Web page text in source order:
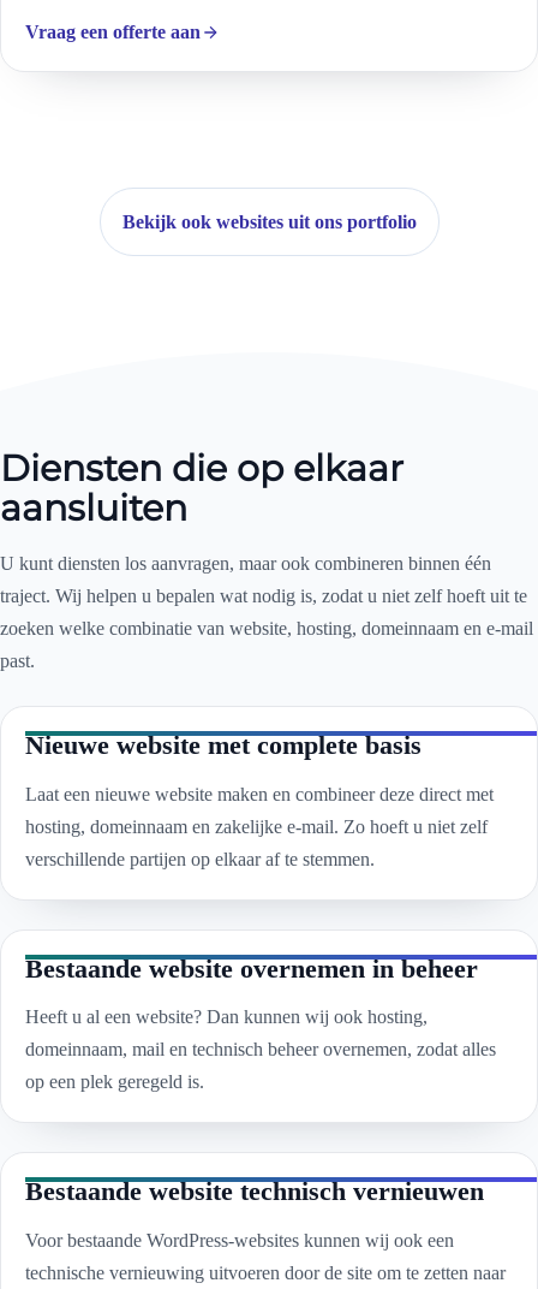
Vraag een offerte aan
Bekijk ook websites uit ons portfolio
Diensten die op elkaar
aansluiten
U kunt diensten los aanvragen, maar ook combineren binnen één
traject. Wij helpen u bepalen wat nodig is, zodat u niet zelf hoeft uit te
zoeken welke combinatie van website, hosting, domeinnaam en e-mail
past.
Nieuwe website met complete basis
Laat een nieuwe website maken en combineer deze direct met
hosting, domeinnaam en zakelijke e-mail. Zo hoeft u niet zelf
verschillende partijen op elkaar af te stemmen.
Bestaande website overnemen in beheer
Heeft u al een website? Dan kunnen wij ook hosting,
domeinnaam, mail en technisch beheer overnemen, zodat alles
op een plek geregeld is.
Bestaande website technisch vernieuwen
Voor bestaande WordPress-websites kunnen wij ook een
technische vernieuwing uitvoeren door de site om te zetten naar